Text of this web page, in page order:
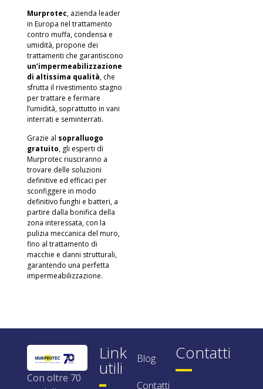
Murprotec, azienda leader
in Europa nel trattamento
contro muffa, condensa e
umidità, propone dei
trattamenti che garantiscono
un’impermeabilizzazione
di altissima qualità, che
sfrutta il rivestimento stagno
per trattare e fermare
l’umidità, soprattutto in vani
interrati e seminterrati.
Grazie al sopralluogo
gratuito, gli esperti di
Murprotec riusciranno a
trovare delle soluzioni
definitive ed efficaci per
sconfiggere in modo
definitivo funghi e batteri, a
partire dalla bonifica della
zona interessata, con la
pulizia meccanica del muro,
fino al trattamento di
macchie e danni strutturali,
garantendo una perfetta
impermeabilizzazione.
Con oltre 70
Link
utili Blog
Contatti
Contatti